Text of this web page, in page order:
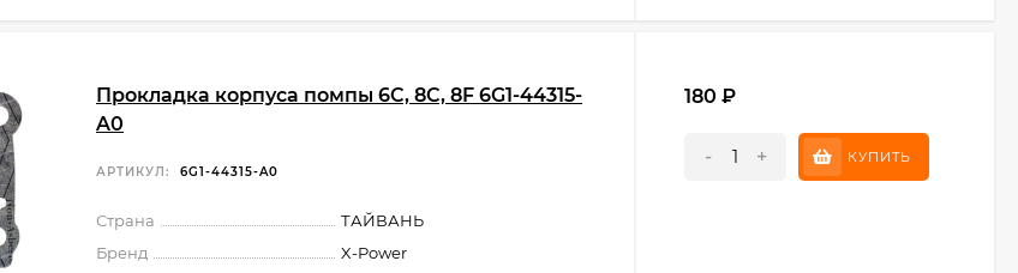
Прокладка корпуса помпы 6C, 8C, 8F 6G1-44315-
A0
АРТИКУЛ: 6G1-44315-A0
Страна
ТАЙВАНЬ
Бренд
X-Power
180 ₽
- + КУПИТЬ